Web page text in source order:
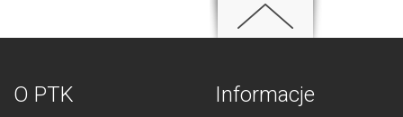
O PTK Informacje